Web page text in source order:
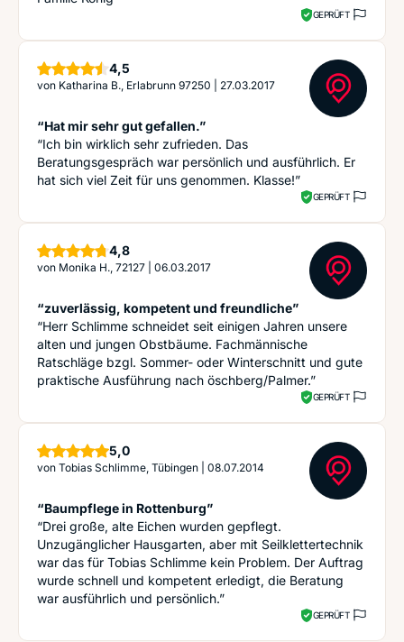
GEPRÜFT
4,5
von Katharina B., Erlabrunn 97250 27.03.2017
“Hat mir sehr gut gefallen.”
“Ich bin wirklich sehr zufrieden. Das
Beratungsgespräch war persönlich und ausführlich. Er
hat sich viel Zeit für uns genommen. Klasse!”
GEPRÜFT
4,8Sterne
von Monika H., 72127 06.03.2017
“zuverlässig, kompetent und freundliche”
“Herr Schlimme schneidet seit einigen Jahren unsere
alten und jungen Obstbäume. Fachmännische
Ratschläge bzgl. Sommer- oder Winterschnitt und gute
praktische Ausführung nach öschberg/Palmer.”
GEPRÜFT
5,0Sterne
von Tobias Schlimme, Tübingen 08.07.2014
“Baumpflege in Rottenburg”
“Drei große, alte Eichen wurden gepflegt.
Unzugänglicher Hausgarten, aber mit Seilklettertechnik
war das für Tobias Schlimme kein Problem. Der Auftrag
wurde schnell und kompetent erledigt, die Beratung
war ausführlich und persönlich.”
GEPRÜFT